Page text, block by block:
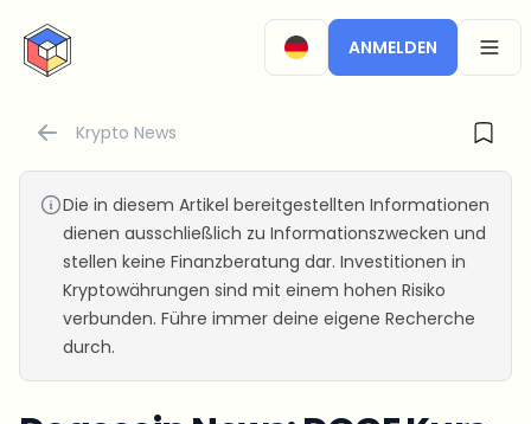
CryptoTicker
ANMELDEN
Krypto News
Die in diesem Artikel bereitgestellten Informationen
dienen ausschließlich zu Informationszwecken und
stellen keine Finanzberatung dar. Investitionen in
Kryptowährungen sind mit einem hohen Risiko
verbunden. Führe immer deine eigene Recherche
durch.